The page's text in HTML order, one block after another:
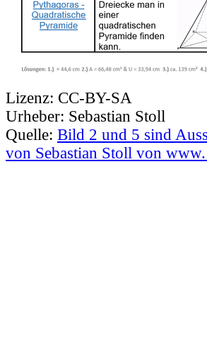
Lizenz: CC-BY-SA
Urheber: Sebastian Stoll
Quelle: Bild 2 und 5 sind
von Sebastian Stoll von